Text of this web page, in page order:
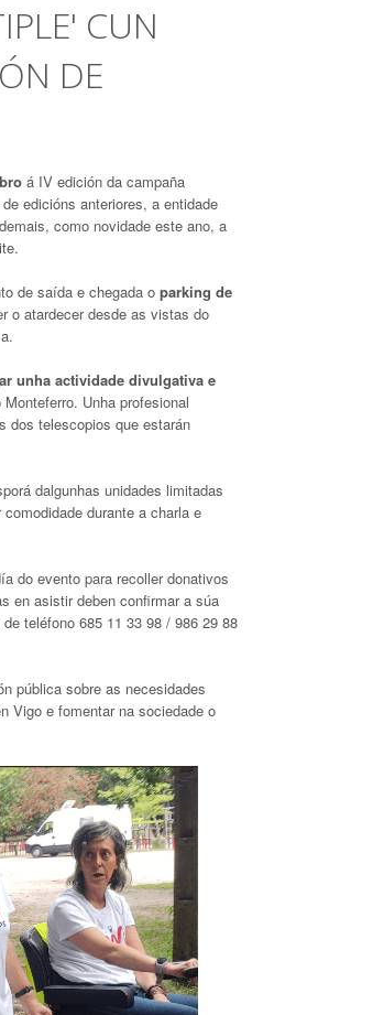
CUN
DE
á IV edición da campaña
edicións anteriores, a entidade
como novidade este ano, a
de saída e chegada o parking de
o atardecer desde as vistas do
unha actividade divulgativa e
Unha profesional
dos telescopios que estarán
dalgunhas unidades limitadas
durante a charla e
do evento para recoller donativos
en asistir deben confirmar a súa
teléfono 685 11 33 98 / 986 29 88
pública sobre as necesidades
Vigo e fomentar na sociedade o